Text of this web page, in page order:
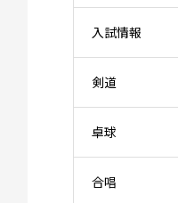
入試情報
剣道
卓球
合唱